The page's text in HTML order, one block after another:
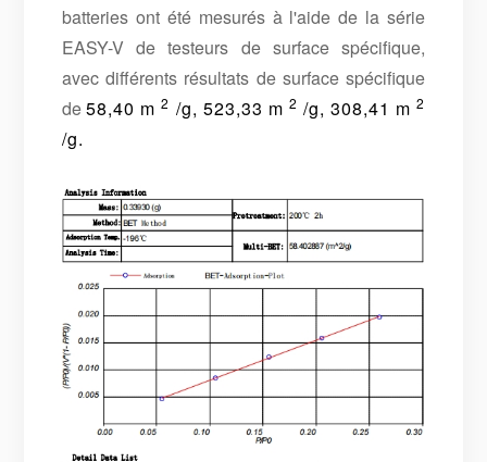
batteries ont été mesurés à l'aide de la série
EASY-V de testeurs de surface spécifique,
avec différents résultats de surface spécifique
de58,40 m2 /g, 523,33 m 2 /g, 308,41 m 2
/g.